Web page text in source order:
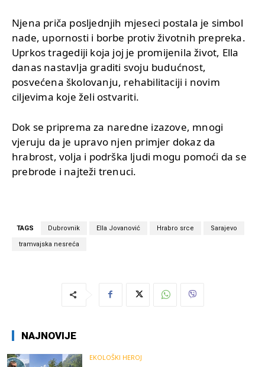
Njena priča posljednjih mjeseci postala je simbol
nade, upornosti i borbe protiv životnih prepreka.
Uprkos tragediji koja joj je promijenila život, Ella
danas nastavlja graditi svoju budućnost,
posvećena školovanju, rehabilitaciji i novim
ciljevima koje želi ostvariti.
Dok se priprema za naredne izazove, mnogi
vjeruju da je upravo njen primjer dokaz da
hrabrost, volja i podrška ljudi mogu pomoći da se
prebrode i najteži trenuci.
TAGS Dubrovnik Ella Jovanović Hrabro srce Sarajevo
tramvajska nesreća
NAJNOVIJE
EKOLOŠKI HEROJ